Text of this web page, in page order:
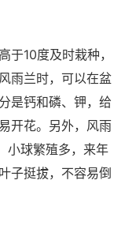
于10度及时栽种，
雨兰时，可以在盆
是钙和磷、钾，给
开花。另外，风雨
小球繁殖多，来年
子挺拔，不容易倒